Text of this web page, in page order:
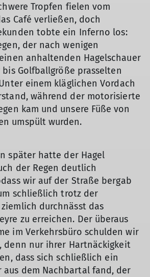
Tropfen fielen vom
Café verließen, doch
tobte ein Inferno los:
der nach wenigen
anhaltenden Hagelschauer
Golfballgröße prasselten
einem kläglichen Vordach
während der motorisierte
kam und unsere Füße von
umspült wurden.
später hatte der Hagel
der Regen deutlich
wir auf der Straße bergab
schließlich trotz der
durchnässt das
zu erreichen. Der überaus
im Verkehrsbüro schulden wir
denn nur ihrer Hartnäckigkeit
dass sich schließlich ein
aus dem Nachbartal fand, der